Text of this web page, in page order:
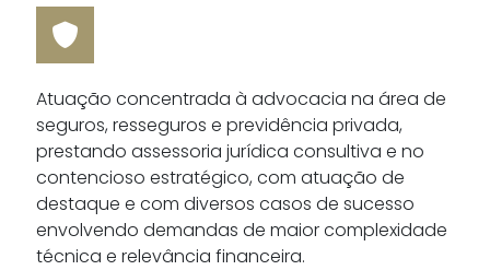
Atuação concentrada à advocacia na área de
seguros, resseguros e previdência privada,
prestando assessoria jurídica consultiva e no
contencioso estratégico, com atuação de
destaque e com diversos casos de sucesso
envolvendo demandas de maior complexidade
técnica e relevância financeira.